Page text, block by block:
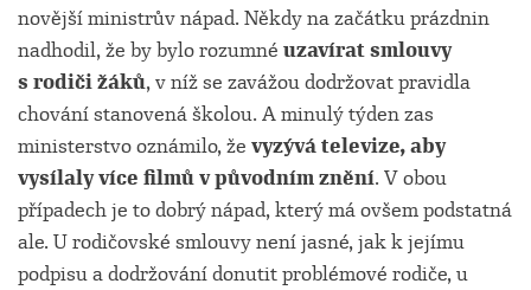
novější ministrův nápad. Někdy na začátku prázdnin
nadhodil, že by bylo rozumné uzavírat smlouvy
s rodiči žáků, v níž se zavážou dodržovat pravidla
chování stanovená školou. A minulý týden zas
ministerstvo oznámilo, že vyzývá televize, aby
vysílaly více filmů v původním znění. V obou
případech je to dobrý nápad, který má ovšem podstatná
ale. U rodičovské smlouvy není jasné, jak k jejímu
podpisu a dodržování donutit problémové rodiče, u